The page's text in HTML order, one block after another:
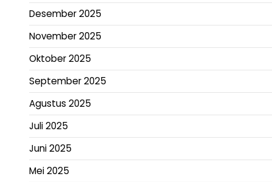
Desember 2025
November 2025
Oktober 2025
September 2025
Agustus 2025
Juli 2025
Juni 2025
Mei 2025